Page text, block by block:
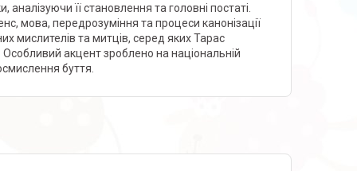
її становлення та головні постаті.
мова, передрозуміння та процеси канонізації
мислителів та митців, серед яких Тарас
акцент зроблено на національній
буття.